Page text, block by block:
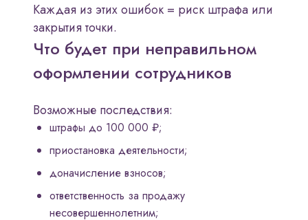
Каждая из этих ошибок = риск штрафа или
закрытия точки.
Что будет при неправильном
оформлении сотрудников
Возможные последствия:
штрафы до 100 000 ₽;
приостановка деятельности;
доначисление взносов;
ответственность за продажу
несовершеннолетним;